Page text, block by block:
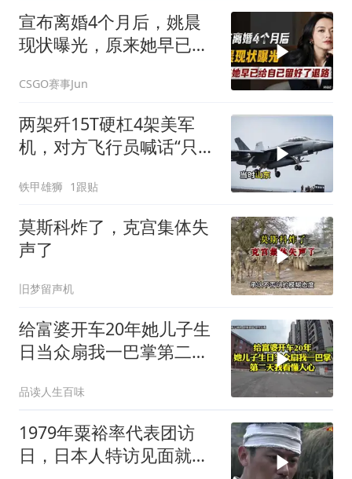
宣布离婚4个月后，姚晨
现状曝光，原来她早已给
CSGO赛事Jun
两架歼15T硬杠4架美军
机，对方飞行员喊话“只想
铁甲雄狮 1跟贴
莫斯科炸了，克宫集体失
声了
旧梦留声机
给富婆开车20年她儿子生
日当众扇我一巴掌第二天
品读人生百味
1979年粟裕率代表团访
日，日本人特访见面就喊